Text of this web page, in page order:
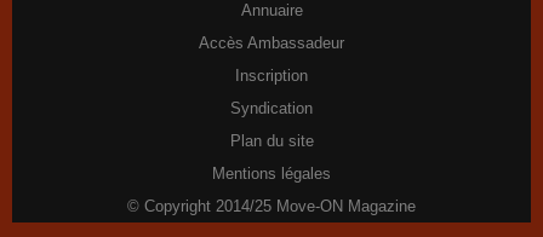
Annuaire
Accès Ambassadeur
Inscription
Syndication
Plan du site
Mentions légales
© Copyright 2014/25 Move-ON Magazine